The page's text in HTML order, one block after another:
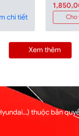
chi tiết Cho
Xem thêm
thuộc bản